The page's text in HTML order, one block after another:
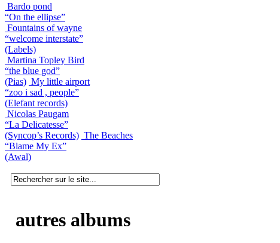
Bardo pond
“On the ellipse”
Fountains of wayne
“welcome interstate”
(Labels)
Martina Topley Bird
“the blue god”
(Pias) My little airport
“zoo i sad , people”
(Elefant records)
Nicolas Paugam
“La Delicatesse”
(Syncop’s Records) The Beaches
“Blame My Ex”
(Awal)
autres albums